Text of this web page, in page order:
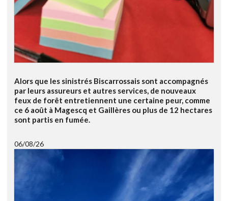
Alors que les sinistrés Biscarrossais sont accompagnés
par leurs assureurs et autres services, de nouveaux
feux de forêt entretiennent une certaine peur, comme
ce 6 août à Magescq et Gaillères ou plus de 12 hectares
sont partis en fumée.
06/08/26